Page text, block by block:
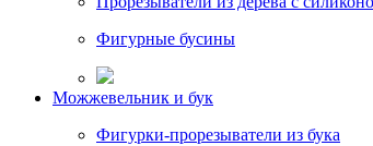
Фигурные бусины
Можжевельник и бук
Фигурки-прорезыватели из бука